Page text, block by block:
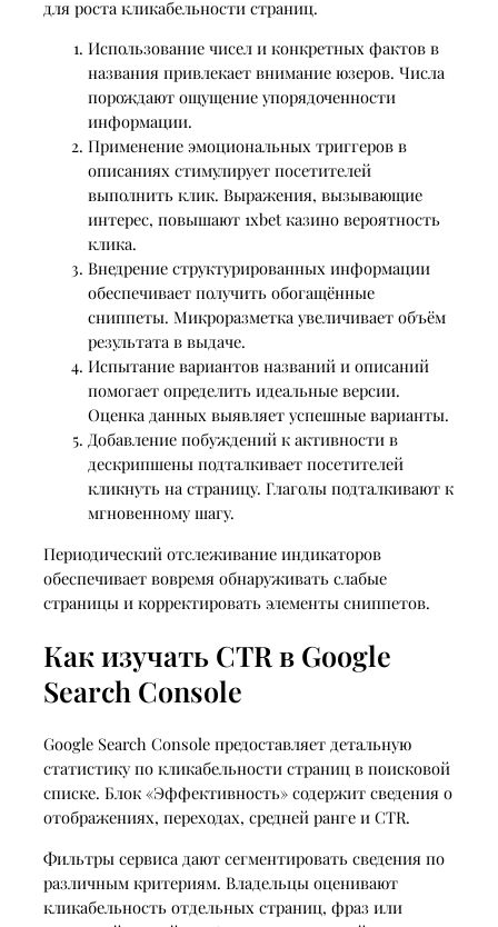
для роста кликабельности страниц.
Использование чисел и конкретных фактов в
названия привлекает внимание юзеров. Числа
порождают ощущение упорядоченности
информации.
Применение эмоциональных триггеров в
описаниях стимулирует посетителей
выполнить клик. Выражения, вызывающие
интерес, повышают 1xbet казино вероятность
клика.
Внедрение структурированных информации
обеспечивает получить обогащённые
сниппеты. Микроразметка увеличивает объём
результата в выдаче.
Испытание вариантов названий и описаний
помогает определить идеальные версии.
Оценка данных выявляет успешные варианты.
Добавление побуждений к активности в
дескрипшены подталкивает посетителей
кликнуть на страницу. Глаголы подталкивают к
мгновенному шагу.
Периодический отслеживание индикаторов
обеспечивает вовремя обнаруживать слабые
страницы и корректировать элементы сниппетов.
Как изучать CTR в Google
Search Console
Google Search Console предоставляет детальную
статистику по кликабельности страниц в поисковой
списке. Блок «Эффективность» содержит сведения о
отображениях, переходах, средней ранге и CTR.
Фильтры сервиса дают сегментировать сведения по
различным критериям. Владельцы оценивают
кликабельность отдельных страниц, фраз или